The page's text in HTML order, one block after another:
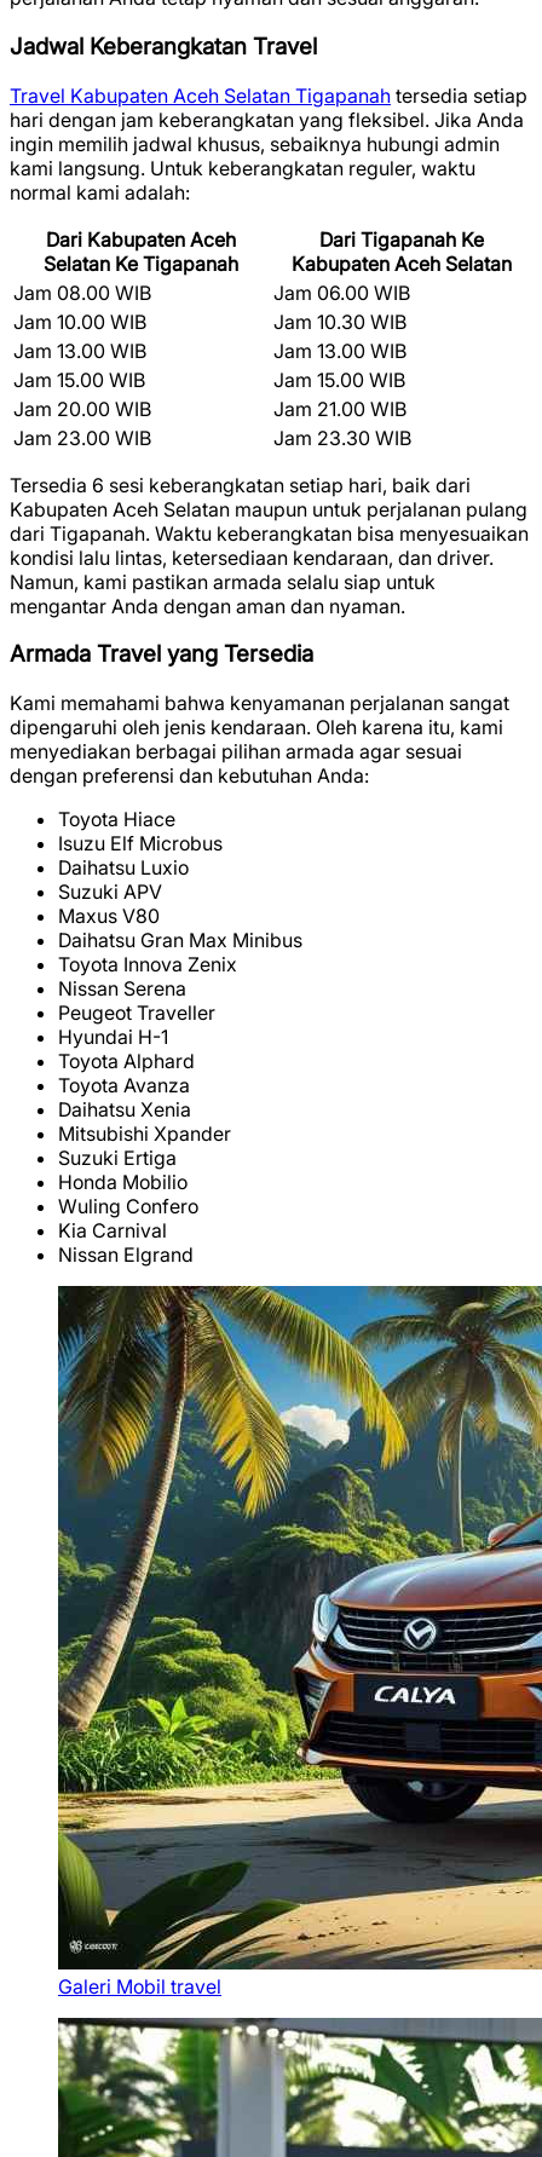
Jadwal Keberangkatan Travel
Travel Kabupaten Aceh Selatan Tigapanah tersedia setiap
hari dengan jam keberangkatan yang fleksibel. Jika Anda
ingin memilih jadwal khusus, sebaiknya hubungi admin
kami langsung. Untuk keberangkatan reguler, waktu
normal kami adalah:
Dari Kabupaten Aceh
Selatan Ke Tigapanah
Dari Tigapanah Ke
Kabupaten Aceh Selatan
Jam 08.00 WIB
Jam 06.00 WIB
Jam 10.00 WIB
Jam 10.30 WIB
Jam 13.00 WIB
Jam 13.00 WIB
Jam 15.00 WIB
Jam 15.00 WIB
Jam 20.00 WIB
Jam 21.00 WIB
Jam 23.00 WIB
Jam 23.30 WIB
Tersedia 6 sesi keberangkatan setiap hari, baik dari
Kabupaten Aceh Selatan maupun untuk perjalanan pulang
dari Tigapanah. Waktu keberangkatan bisa menyesuaikan
kondisi lalu lintas, ketersediaan kendaraan, dan driver.
Namun, kami pastikan armada selalu siap untuk
mengantar Anda dengan aman dan nyaman.
Armada Travel yang Tersedia
Kami memahami bahwa kenyamanan perjalanan sangat
dipengaruhi oleh jenis kendaraan. Oleh karena itu, kami
menyediakan berbagai pilihan armada agar sesuai
dengan preferensi dan kebutuhan Anda:
Toyota Hiace
Isuzu Elf Microbus
Daihatsu Luxio
Suzuki APV
Maxus V80
Daihatsu Gran Max Minibus
Toyota Innova Zenix
Nissan Serena
Peugeot Traveller
Hyundai H-1
Toyota Alphard
Toyota Avanza
Daihatsu Xenia
Mitsubishi Xpander
Suzuki Ertiga
Honda Mobilio
Wuling Confero
Kia Carnival
Nissan Elgrand
Galeri Mobil travel